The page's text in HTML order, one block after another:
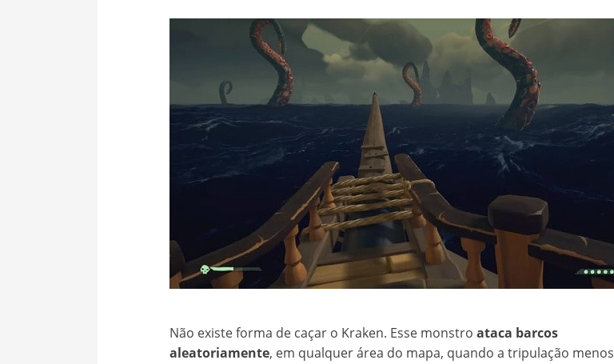
Não existe forma de caçar o Kraken. Esse monstro ataca barcos
aleatoriamente, em qualquer área do mapa, quando a tripulação menos